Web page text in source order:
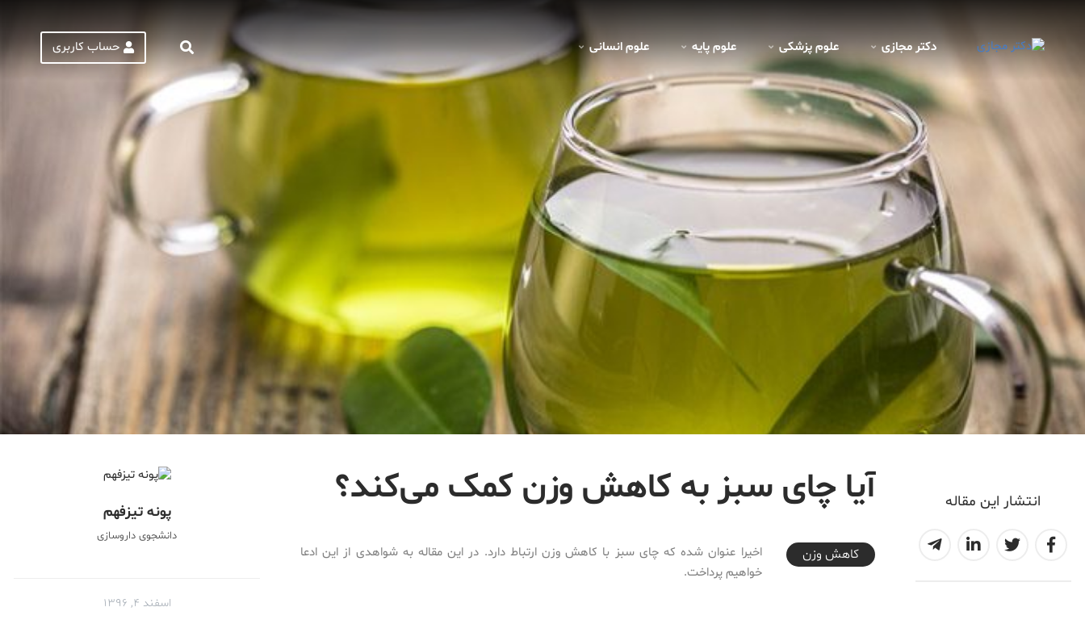
دکتر مجازی علوم پزشکی علوم پايه علوم انسانی حساب کاربری
انتشار این مقاله آیا چای سبز به کاهش وزن کمک می‌کند؟
2018-02-23T09:16:00+03:30
کاهش وزن
اخیرا عنوان شده که چای سبز با کاهش وزن ارتباط دارد. در این مقاله به شواهدی از این ادعا
خواهیم پرداخت.
پونه تیزفهم
دانشجوی داروسازی
اسفند ۴, ۱۳۹۶